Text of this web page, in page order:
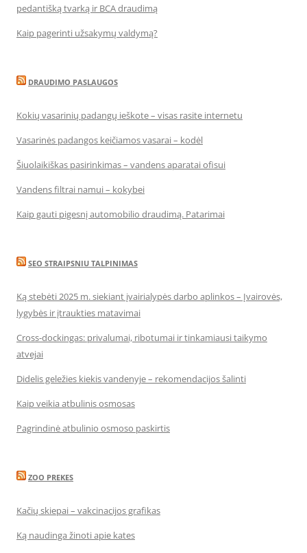
pedantišką tvarką ir BCA draudimą
Kaip pagerinti užsakymų valdymą?
DRAUDIMO PASLAUGOS
Kokių vasarinių padangų ieškote – visas rasite internetu
Vasarinės padangos keičiamos vasarai – kodėl
Šiuolaikiškas pasirinkimas – vandens aparatai ofisui
Vandens filtrai namui – kokybei
Kaip gauti pigesnį automobilio draudimą. Patarimai
SEO STRAIPSNIU TALPINIMAS
Ką stebėti 2025 m. siekiant įvairialypės darbo aplinkos – Įvairovės,
lygybės ir įtraukties matavimai
Cross-dockingas: privalumai, ribotumai ir tinkamiausi taikymo
atvejai
Didelis geležies kiekis vandenyje – rekomendacijos šalinti
Kaip veikia atbulinis osmosas
Pagrindinė atbulinio osmoso paskirtis
ZOO PREKES
Kačių skiepai – vakcinacijos grafikas
Ką naudinga žinoti apie kates